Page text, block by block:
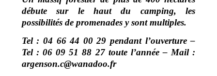
débute sur le haut du camping, les
possibilités de promenades y sontmultiples.
Tel : 04 66 44 00 29 pendant l’ouverture –
Tel : 06 09 51 88 27 toute l’année –Mail :
argenson.c@wanadoo.fr